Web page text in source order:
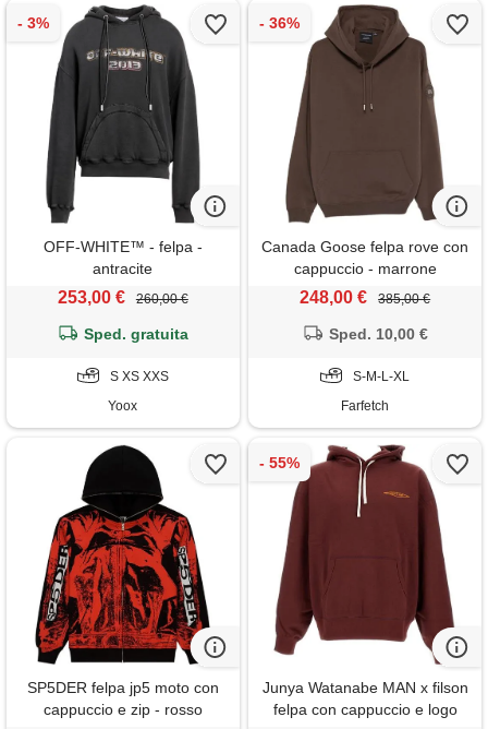
OFF-WHITE™ - felpa -
antracite
253,00 € 260,00 €
Sped. gratuita
S XS XXS
Yoox
Canada Goose felpa rove con
cappuccio - marrone
248,00 € 385,00 €
Sped. 10,00 €
S-M-L-XL
Farfetch
SP5DER felpa jp5 moto con
cappuccio e zip - rosso
Junya Watanabe MAN x filson
felpa con cappuccio e logo